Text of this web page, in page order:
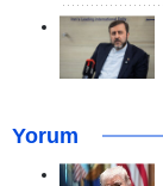
Yorum